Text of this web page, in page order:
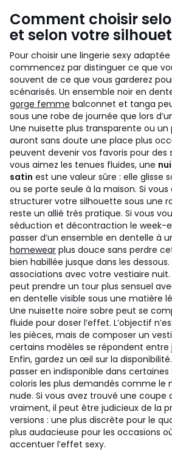
Comment choisir
et selon votre
Pour choisir une lingerie sexy
commencez par distinguer ce que
souvent de ce que vous garderez
scénarisés. Un ensemble noir en
gorge femme balconnet et tanga
sous une robe de journée que lors
Une nuisette plus transparente ou
auront sans doute une place plus
peuvent devenir vos favoris pour des
vous aimez les tenues fluides, une
satin est une valeur sûre : elle glisse
ou se porte seule à la maison. Si
structurer votre silhouette sous une
reste un allié très pratique. Si vous
séduction et décontraction le week-
passer d’un ensemble en dentelle à
homewear plus douce sans perdre
bien habillée jusque dans les dessous.
associations avec votre vestiaire nuit.
peut prendre un tour plus sensuel
en dentelle visible sous une matière
Une nuisette noire sobre peut se
fluide pour doser l’effet. L’objectif
les pièces, mais de composer un
certains modèles se répondent entre
Enfin, gardez un œil sur la
passer en indisponible dans
coloris les plus demandés comme le
nude. Si vous avez trouvé une coupe
vraiment, il peut être judicieux de la
versions : une plus discrète pour le
plus audacieuse pour les occasions
accentuer l’effet sexy.